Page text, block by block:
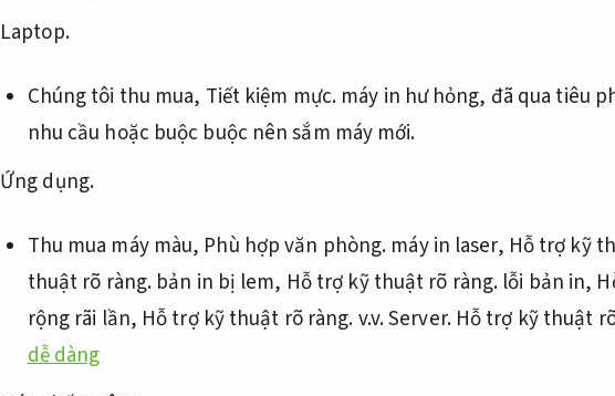
Laptop.
Chúng tôi thu mua, Tiết kiệm mực. máy in hư hỏng, đã qua tiêu
nhu cầu hoặc buộc buộc nên sắm máy mới.
Ứng dụng.
Thu mua máy màu, Phù hợp văn phòng. máy in laser, Hỗ trợ kỹ
thuật rõ ràng. bản in bị lem, Hỗ trợ kỹ thuật rõ ràng. lỗi bản in,
rộng rãi lần, Hỗ trợ kỹ thuật rõ ràng.v.v.Server. Hỗ trợ kỹ thuật
dễ dàng